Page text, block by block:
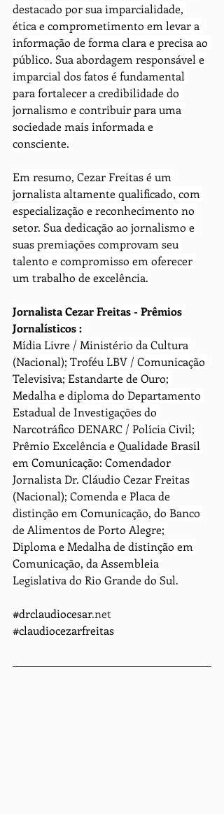
destacado por sua imparcialidade,
ética e comprometimento em levar a
informação de forma clara e precisa ao
público. Sua abordagem responsável e
imparcial dos fatos é fundamental
para fortalecer a credibilidade do
jornalismo e contribuir para uma
sociedade mais informada e
consciente.
Em resumo, Cezar Freitas é um
jornalista altamente qualificado, com
especialização e reconhecimento no
setor. Sua dedicação ao jornalismo e
suas premiações comprovam seu
talento e compromisso em oferecer
um trabalho de excelência.
Jornalista Cezar Freitas - Prêmios
Jornalísticos :
Mídia Livre / Ministério da Cultura
(Nacional); Troféu LBV / Comunicação
Televisiva; Estandarte de Ouro;
Medalha e diploma do Departamento
Estadual de Investigações do
Narcotráfico DENARC / Polícia Civil;
Prêmio Excelência e Qualidade Brasil
em Comunicação: Comendador
Jornalista Dr. Cláudio Cezar Freitas
(Nacional); Comenda e Placa de
distinção em Comunicação, do Banco
de Alimentos de Porto Alegre;
Diploma e Medalha de distinção em
Comunicação, da Assembleia
Legislativa do Rio Grande do Sul.
#drclaudiocesar.net
#claudiocezarfreitas